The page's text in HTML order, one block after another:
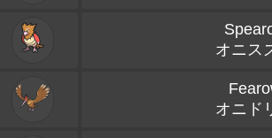
オニス
オニド